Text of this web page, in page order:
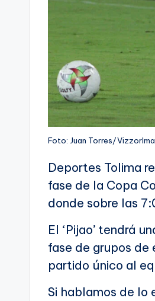
Foto: Juan Torres/
Deportes Tolima
fase de la Copa
donde sobre las
El ‘Pijao’ tendrá
fase de grupos de
partido único al
Si hablamos de lo